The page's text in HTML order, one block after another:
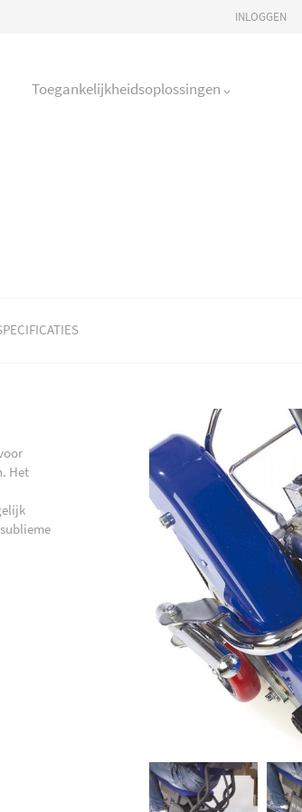
INLOGGEN
Toegankelijkheidsoplossingen
Het